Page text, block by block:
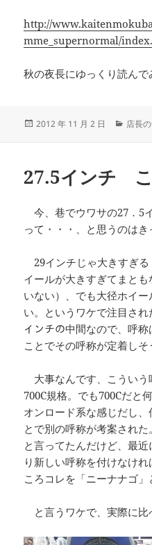
http://
mme_supernormal/
秋の夜長にゆっくり読んで
投
2012 年 11 月 2 日
カ
店長
27.5インチ
今、巷でウワサの27．5
って・・・、と思うのはき
29インチじゃ大きすぎ
イールが大きすぎてまと
いない）、でも大径ホイ
い。というワケで注目さ
インチの中間なので、呼
ことでその呼称が定着しそ
大事なんです、こういう
700C規格。でも700Cだと
オンロード系な感じだし
とで別の呼称が考案され
と言ってたんだけど、最
り新しい呼称を付けなけ
ころコレを「ニーナナゴ」
と言うワケで、実際に比